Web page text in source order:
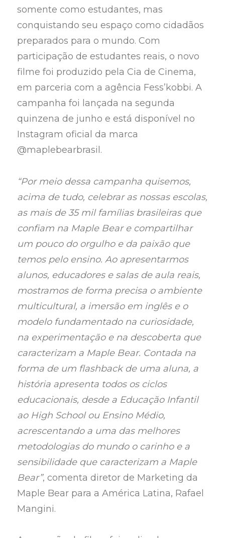
somente como estudantes, mas
conquistando seu espaço como cidadãos
preparados para o mundo. Com
participação de estudantes reais, o novo
filme foi produzido pela Cia de Cinema,
em parceria com a agência Fess’kobbi. A
campanha foi lançada na segunda
quinzena de junho e está disponível no
Instagram oficial da marca
@maplebearbrasil.
“Por meio dessa campanha quisemos,
acima de tudo, celebrar as nossas escolas,
as mais de 35 mil famílias brasileiras que
confiam na Maple Bear e compartilhar
um pouco do orgulho e da paixão que
temos pelo ensino. Ao apresentarmos
alunos, educadores e salas de aula reais,
mostramos de forma precisa o ambiente
multicultural, a imersão em inglês e o
modelo fundamentado na curiosidade,
na experimentação e na descoberta que
caracterizam a Maple Bear. Contada na
forma de um flashback de uma aluna, a
história apresenta todos os ciclos
educacionais, desde a Educação Infantil
ao High School ou Ensino Médio,
acrescentando a uma das melhores
metodologias do mundo o carinho e a
sensibilidade que caracterizam a Maple
Bear”, comenta diretor de Marketing da
Maple Bear para a América Latina, Rafael
Mangini.